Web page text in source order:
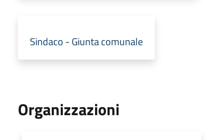
Sindaco - Giunta comunale
Organizzazioni